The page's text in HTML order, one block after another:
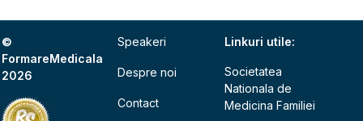
©
FormareMedicala
2026
Speakeri
Despre noi
Contact
Linkuri utile:
Societatea
Nationala de
Medicina Familiei